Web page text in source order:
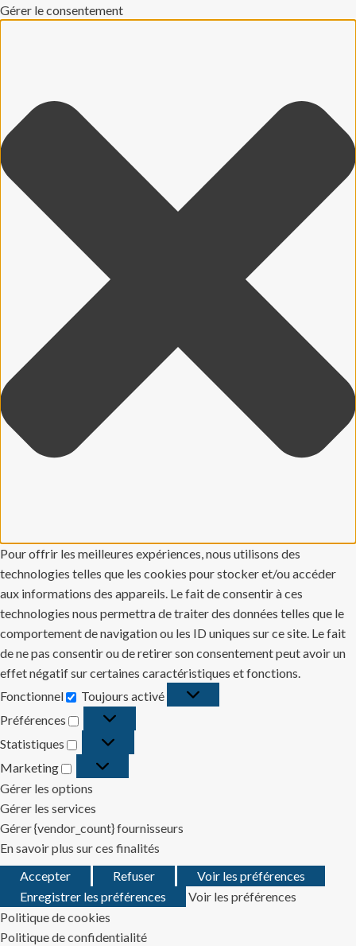
Gérer le consentement
Pour offrir les meilleures expériences, nous utilisons des
technologies telles que les cookies pour stocker et/ou accéder
aux informations des appareils. Le fait de consentir à ces
technologies nous permettra de traiter des données telles que le
comportement de navigation ou les ID uniques sur ce site. Le fait
de ne pas consentir ou de retirer son consentement peut avoir un
effet négatif sur certaines caractéristiques et fonctions.
Fonctionnel
Fonctionnel
Toujours activé
Préférences
Préférences
Statistiques
Statistiques
Marketing
Marketing
Gérer les options
Gérer les services
Gérer {vendor_count} fournisseurs
En savoir plus sur ces finalités
Accepter
Refuser
Voir les préférences
Enregistrer les préférences
Voir les préférences
Politique de cookies
Politique de confidentialité